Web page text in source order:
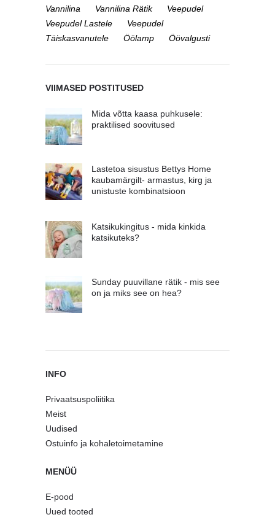
Vannilina
Vannilina Rätik
Veepudel
Veepudel Lastele
Veepudel
Täiskasvanutele
Öölamp Öövalgusti
VIIMASED POSTITUSED
Mida võtta kaasa puhkusele:
praktilised soovitused
Lastetoa sisustus Bettys Home
kaubamärgilt- armastus, kirg ja
unistuste kombinatsioon
Katsikukingitus - mida kinkida
katsikuteks?
Sunday puuvillane rätik - mis see
on ja miks see on hea?
INFO
Privaatsuspoliitika
Meist
Uudised
Ostuinfo ja kohaletoimetamine
MENÜÜ
E-pood
Uued tooted